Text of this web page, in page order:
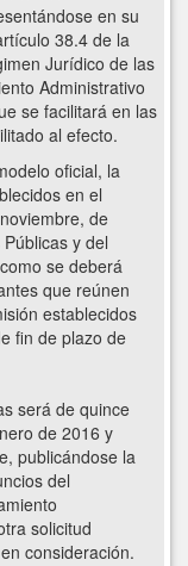
en su
38.4 de la
Jurídico de las
Administrativo
se facilitará en las
al efecto.
oficial, la
en el
de
y del
se deberá
que reúnen
establecidos
fin de plazo de
será de quince
de 2016 y
publicándose la
del
solicitud
consideración.